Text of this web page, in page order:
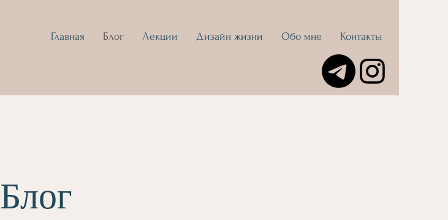
Главная Блог Лекции Дизайн жизни Обо мне Контакты
Блог